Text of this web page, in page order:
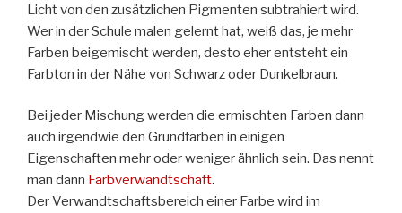
Licht von den zusätzlichen Pigmenten subtrahiert wird.
Wer in der Schule malen gelernt hat, weiß das, je mehr
Farben beigemischt werden, desto eher entsteht ein
Farbton in der Nähe von Schwarz oder Dunkelbraun.
Bei jeder Mischung werden die ermischten Farben dann
auch irgendwie den Grundfarben in einigen
Eigenschaften mehr oder weniger ähnlich sein. Das nennt
man dann Farbverwandtschaft.
Der Verwandtschaftsbereich einer Farbe wird im